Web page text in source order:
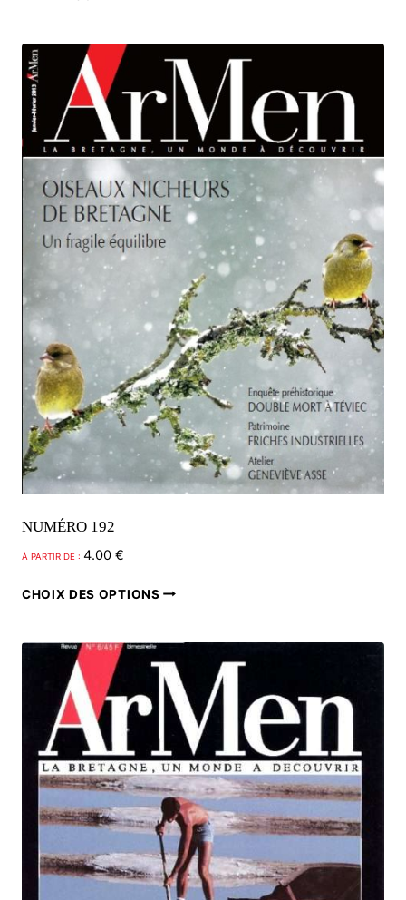
NUMÉRO 192
À PARTIR DE : 4.00 €
CHOIX DES OPTIONS
a
plusieurs
variations.
Les
options
peuvent
être
choisies
sur
la
page